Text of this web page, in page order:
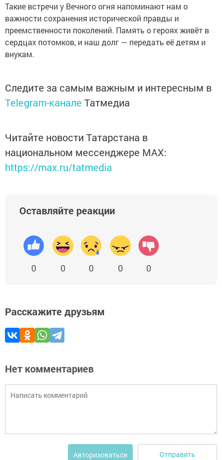
Такие встречи у Вечного огня напоминают нам о
важности сохранения исторической правды и
преемственности поколений. Память о героях живёт в
сердцах потомков, и наш долг — передать её детям и
внукам.
Следите за самым важным и интересным в
Telegram-канале Татмедиа
Читайте новости Татарстана в
национальном мессенджере MАХ:
https://max.ru/tatmedia
Оставляйте реакции
0 0 0 0 0
Расскажите друзьям
Нет комментариев
Авторизоваться Отправить